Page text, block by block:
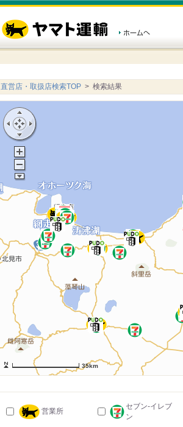
直営店・取扱店検索TOP > 検索結果
35km
営業所
セブン-イレブ
ン